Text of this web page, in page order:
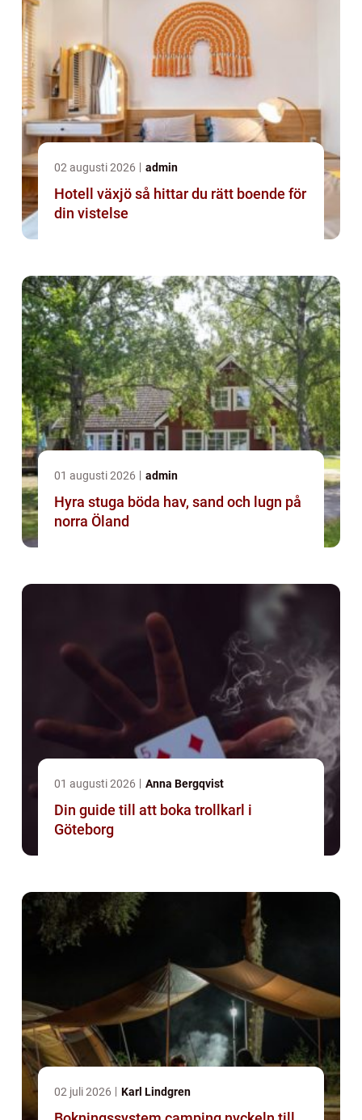
02 augusti 2026 admin
Hotell växjö så hittar du rätt boende för
din vistelse
01 augusti 2026 admin
Hyra stuga böda hav, sand och lugn på
norra Öland
01 augusti 2026 Anna Bergqvist
Din guide till att boka trollkarl i
Göteborg
02 juli 2026 Karl Lindgren